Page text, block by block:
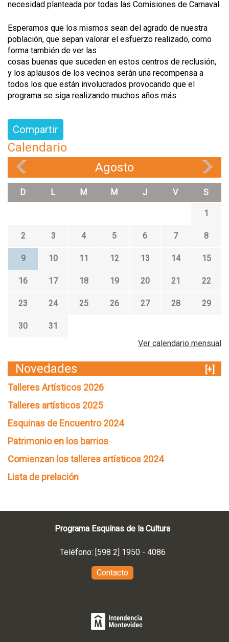
necesidad planteada por todas las Comisiones de Carnaval.
Esperamos que los mismos sean del agrado de nuestra
población, que sepan valorar el esfuerzo realizado, como
forma también de ver las
cosas buenas que suceden en estos centros de reclusión,
y los aplausos de los vecinos serán una recompensa a
todos los que están involucrados provocando que el
programa se siga realizando muchos años más.
Compartir
Calendario
Agosto
D L M M J V S
1
2 3 4 5 6 7 8
9 10 11 12 13 14 15
16 17 18 19 20 21 22
23 24 25 26 27 28 29
30
31
Ver calendario mensual
Novedades
[+]
Talleres Artísticos 2026
Talleres artísticos 2025
Esquinas de Encuentro 2024
Patrimonio en los barrios
Comienzan los talleres artísticos 2024
Lista de prelación
Programa Esquinas de la Cultura
Teléfono: [598 2] 1950 - 4086
Contacto